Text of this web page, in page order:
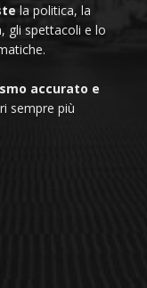
la politica, la
gli spettacoli e lo
accurato e
sempre più